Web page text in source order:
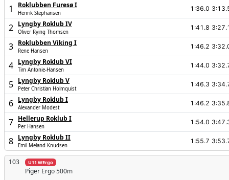
1 Roklubben Furesø I
Henrik Stephansen
1:36.0
2 Lyngby Roklub IV
Oliver Rying Thomsen
1:41.8
3 Roklubben Viking I
Rene Hansen
1:46.2
4 Lyngby Roklub VI
Tim Antonie-Hansen
1:44.0
5 Lyngby Roklub V
Peter Christian Holmquist
1:46.3
6 Lyngby Roklub I
Alexander Modest
1:46.2
7 Hellerup Roklub I
Per Hansen
1:54.0
8 Lyngby Roklub II
Emil Meland Knudsen
1:55.7
103 U11 WErgo
Piger Ergo 500m